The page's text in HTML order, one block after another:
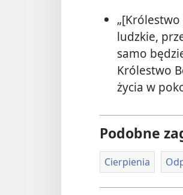
ludzkie,
samo
Królestwo
życia w
Podobne
Cierpienia